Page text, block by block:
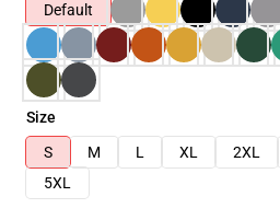
Default
Size
S
M L XL 2XL
5XL